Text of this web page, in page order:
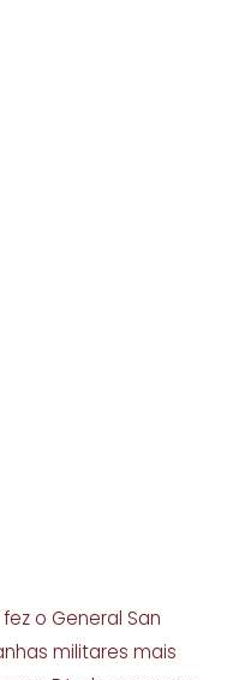
o General San
militares mais